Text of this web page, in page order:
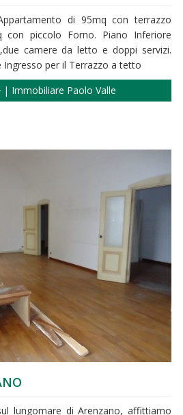
di 95mq con terrazzo
con piccolo Forno. Piano Inferiore
camere da letto e doppi servizi.
Ingresso per il Terrazzo a tetto
| Immobiliare Paolo Valle
lungomare di Arenzano, affittiamo